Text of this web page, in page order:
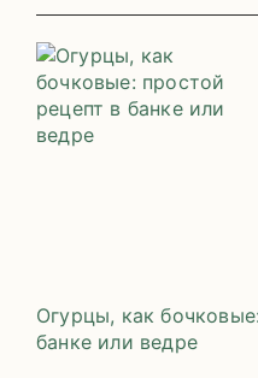
Огурцы, как
банке или ведре